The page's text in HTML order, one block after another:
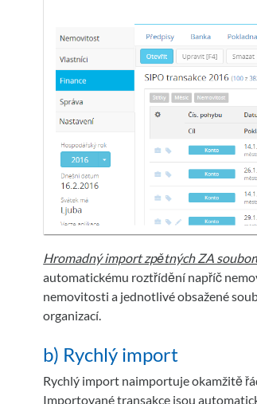
Hromadný import zpětných ZA
automatickému roztřídění napříč
nemovitosti a jednotlivé obsažené
organizací.
b) Rychlý import
Rychlý import naimportuje okamžitě
Importované transakce jsou